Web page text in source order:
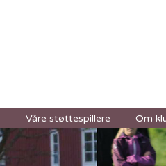
Våre støttespillere Om